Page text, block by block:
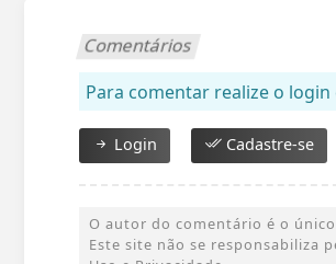
Comentários
Para comentar realize o login
Login Cadastre-se
O autor do comentário é o
Este site não se responsabiliza